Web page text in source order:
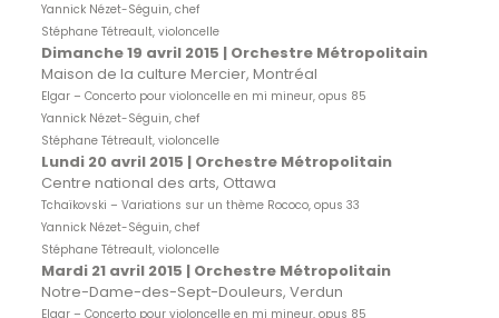
Yannick Nézet-Séguin, chef
Stéphane Tétreault, violoncelle
Dimanche 19 avril 2015 | Orchestre Métropolitain
Maison de la culture Mercier, Montréal
Elgar – Concerto pour violoncelle en mi mineur, opus 85
Yannick Nézet-Séguin, chef
Stéphane Tétreault, violoncelle
Lundi 20 avril 2015 | Orchestre Métropolitain
Centre national des arts, Ottawa
Tchaïkovski – Variations sur un thème Rococo,opus 33
Yannick Nézet-Séguin, chef
Stéphane Tétreault, violoncelle
Mardi 21 avril 2015 | Orchestre Métropolitain
Notre-Dame-des-Sept-Douleurs, Verdun
Elgar – Concerto pour violoncelle en mi mineur, opus 85